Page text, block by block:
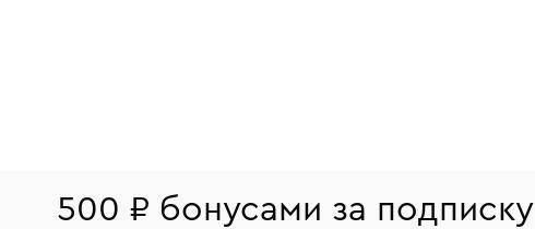
500 ₽ бонусами за подписку